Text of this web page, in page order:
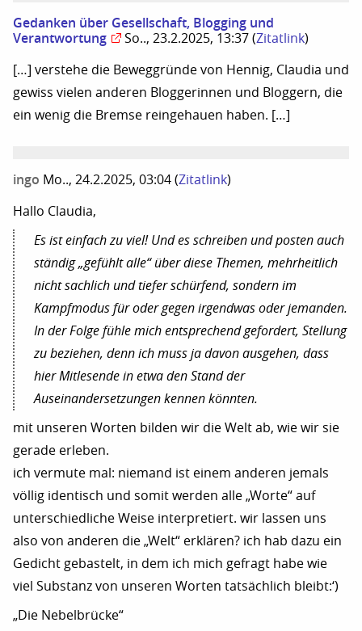
Gedanken über Gesellschaft, Blogging und
Verantwortung
So.., 23.2.2025, 13:37 (Zitatlink)
[…] verstehe die Beweggründe von Hennig, Claudia und
gewiss vielen anderen Bloggerinnen und Bloggern, die
ein wenig die Bremse reingehauen haben. […]
ingo Mo.., 24.2.2025, 03:04 (Zitatlink)
Hallo Claudia,
Es ist einfach zu viel! Und es schreiben und posten auch
ständig „gefühlt alle“ über diese Themen, mehrheitlich
nicht sachlich und tiefer schürfend, sondern im
Kampfmodus für oder gegen irgendwas oder jemanden.
In der Folge fühle mich entsprechend gefordert, Stellung
zu beziehen, denn ich muss ja davon ausgehen, dass
hier Mitlesende in etwa den Stand der
Auseinandersetzungen kennen könnten.
mit unseren Worten bilden wir die Welt ab, wie wir sie
gerade erleben.
ich vermute mal: niemand ist einem anderen jemals
völlig identisch und somit werden alle „Worte“ auf
unterschiedliche Weise interpretiert. wir lassen uns
also von anderen die „Welt“ erklären? ich hab dazu ein
Gedicht gebastelt, in dem ich mich gefragt habe wie
viel Substanz von unseren Worten tatsächlich bleibt:‘)
„Die Nebelbrücke“